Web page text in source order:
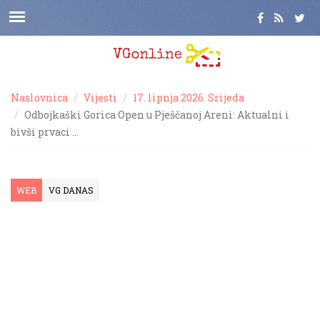
Naslovnica Vijesti
17. lipnja 2026. Srijeda
Odbojkaški Gorica Open u Pješčanoj Areni: Aktualni i
bivši prvaci …
WEB VG DANAS